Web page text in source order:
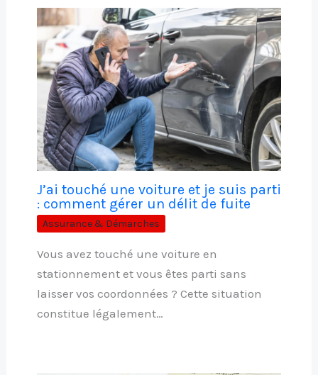
J’ai touché une voiture et je suis parti
: comment gérer un délit de fuite
Assurance & Démarches
Vous avez touché une voiture en
stationnement et vous êtes parti sans
laisser vos coordonnées ? Cette situation
constitue légalement…